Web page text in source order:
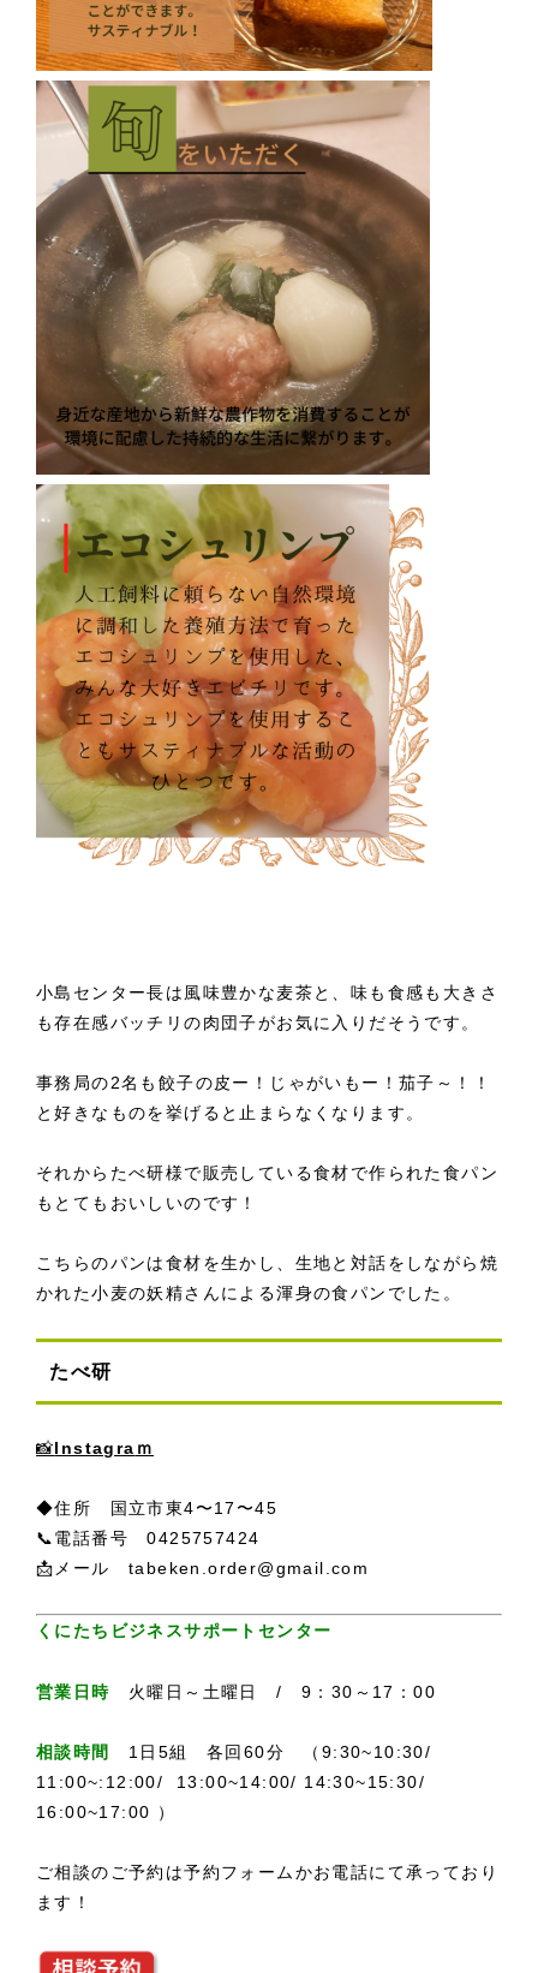
小島センター長は風味豊かな麦茶と、味も食感も大きさ
も存在感バッチリの肉団子がお気に入りだそうです。
事務局の2名も餃子の皮ー！じゃがいもー！茄子～！！
と好きなものを挙げると止まらなくなります。
それからたべ研様で販売している食材で作られた食パン
もとてもおいしいのです！
こちらのパンは食材を生かし、生地と対話をしながら焼
かれた小麦の妖精さんによる渾身の食パンでした。
たべ研
📸Instagra ｍ
◆住所 国立市東4〜17〜45
📞電話番号 0425757424
📩メール tabeken.order@gmail.com
くにたちビジネスサポートセンター
営業日時 火曜日～土曜日 / 9：30～17：00
相談時間
1日5組 各回60分 （9:30~10:30/
11:00~:12:00/ 13:00~14:00/ 14:30~15:30/
16:00~17:00 ）
ご相談のご予約は予約フォームかお電話にて承っており
ます！